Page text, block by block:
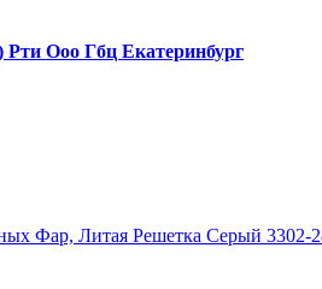
Рти Ооо Гбц Екатеринбург